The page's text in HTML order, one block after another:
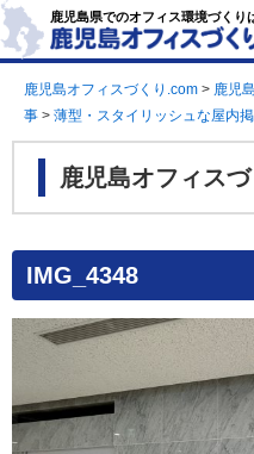
鹿児島県でのオフィス環境づくり
鹿児島オフィスづくり.com > 鹿児
事 > 薄型・スタイリッシュな屋内
鹿児島オフィス
IMG_4348